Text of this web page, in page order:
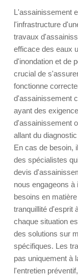
L'assainissement
l'infrastructure
travaux
efficace des eaux
d'inondation et de
crucial de
fonctionne
d'assainissement
ayant des
d'assainissement
allant du
En cas de besoin,
des spécialistes
devis
nous engageons
besoins en
tranquillité d'esprit
chaque situation
des solutions sur
spécifiques. Les
pas uniquement à
l'entretien